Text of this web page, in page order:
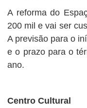
A reforma do
200 mil e vai ser
A previsão para o
e o prazo para o
ano.
Centro Cultural